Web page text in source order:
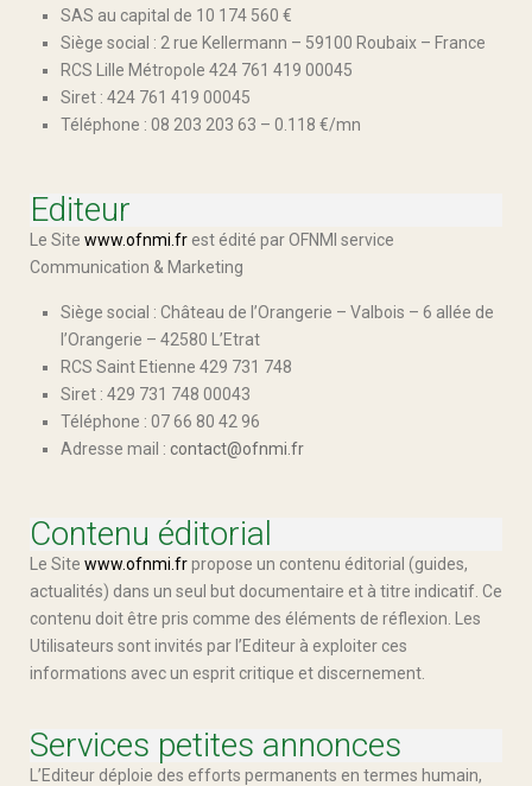
SAS au capital de 10 174 560 €
Siège social : 2 rue Kellermann – 59100 Roubaix – France
RCS Lille Métropole 424 761 419 00045
Siret : 424 761 419 00045
Téléphone : 08 203 203 63 – 0.118 €/mn
Editeur
Le Site www.ofnmi.fr est édité par OFNMI service
Communication & Marketing
Siège social : Château de l’Orangerie – Valbois – 6 allée de
l’Orangerie – 42580 L’Etrat
RCS Saint Etienne 429 731 748
Siret : 429 731 748 00043
Téléphone : 07 66 80 42 96
Adresse mail : contact@ofnmi.fr
Contenu éditorial
Le Site www.ofnmi.frpropose un contenu éditorial (guides,
actualités) dans un seul but documentaire et à titre indicatif. Ce
contenu doit être pris comme des éléments de réflexion. Les
Utilisateurs sont invités par l’Editeur à exploiter ces
informations avec un esprit critique et discernement.
Services petites annonces
L’Editeur déploie des efforts permanents en termes humain,